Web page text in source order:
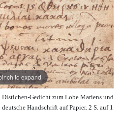
to expand
Distichen-Gedicht zum Lobe Mariens und
Handschrift auf Papier. 2 S. auf 1